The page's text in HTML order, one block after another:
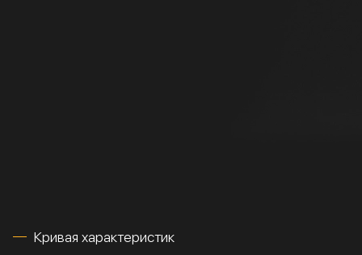
Кривая характеристик